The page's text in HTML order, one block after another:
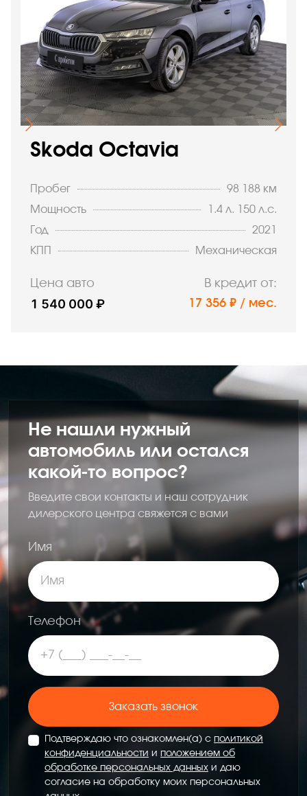
Skoda Octavia
Пробег
98 188 км
Мощность
1.4 л. 150 л.с.
Год
2021
КПП
Механическая
Цена авто
1 540 000 ₽
В кредит от:
17 356 ₽ / мес.
Не нашли нужный
автомобиль или остался
какой-то вопрос?
Введите свои контакты и наш сотрудник
дилерского центра свяжется с вами
Имя
Телефон
Заказать звонок
Подтверждаю что ознакомлен(а) с политикой
конфиденциальности и положением об
обработке персональных данных и даю
согласие на обработку моих персональных